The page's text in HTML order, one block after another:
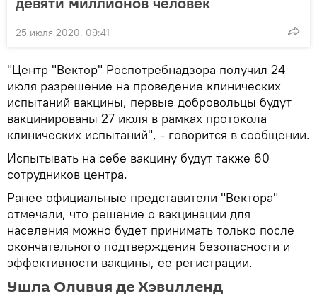
25 июля 2020, 09:41
"Центр "Вектор" Роспотребнадзора получил 24
июля разрешение на проведение клинических
испытаний вакцины, первые добровольцы будут
вакцинированы 27 июля в рамках протокола
клинических испытаний", - говорится в сообщении.
Испытывать на себе вакцину будут также 60
сотрудников центра.
Ранее официальные представители "Вектора"
отмечали, что решение о вакцинации для
населения можно будет принимать только после
окончательного подтверждения безопасности и
эффективности вакцины, ее регистрации.
Ушла Оливия де Хэвилленд